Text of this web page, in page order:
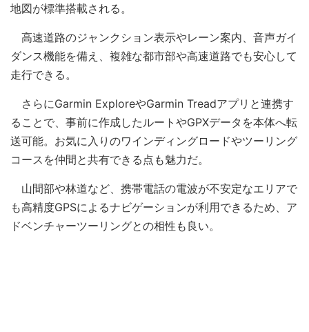
地図が標準搭載される。
高速道路のジャンクション表示やレーン案内、音声ガイ
ダンス機能を備え、複雑な都市部や高速道路でも安心して
走行できる。
さらにGarmin ExploreやGarmin Treadアプリと連携す
ることで、事前に作成したルートやGPXデータを本体へ転
送可能。お気に入りのワインディングロードやツーリング
コースを仲間と共有できる点も魅力だ。
山間部や林道など、携帯電話の電波が不安定なエリアで
も高精度GPSによるナビゲーションが利用できるため、ア
ドベンチャーツーリングとの相性も良い。